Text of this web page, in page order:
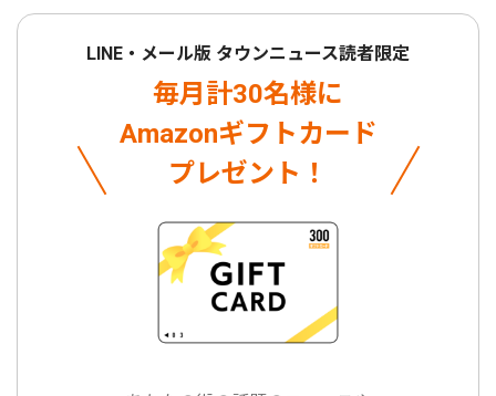
LINE・メール版 タウンニュース読者限定
毎月計30名様に
Amazonギフトカード
プレゼント！